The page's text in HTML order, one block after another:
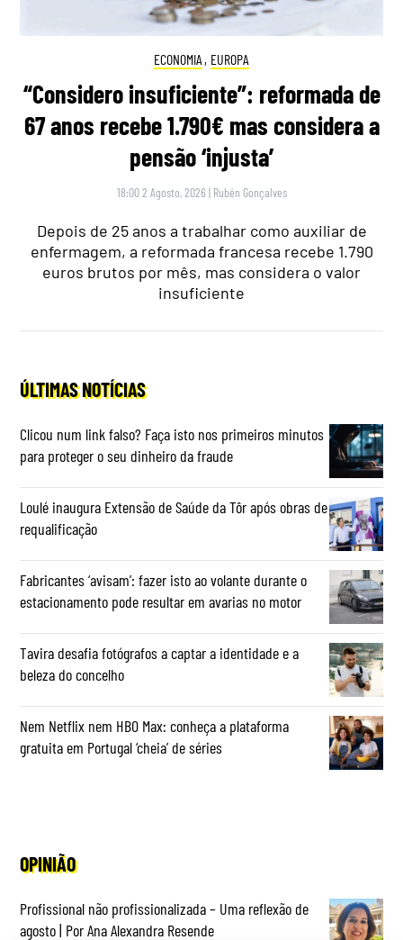
ECONOMIA , EUROPA
“Considero insuficiente”: reformada de
67 anos recebe 1.790€ mas considera a
pensão ‘injusta’
18:00 2 Agosto, 2026 | Rubén Gonçalves
Depois de 25 anos a trabalhar como auxiliar de
enfermagem, a reformada francesa recebe 1.790
euros brutos por mês, mas considera o valor
insuficiente
ÚLTIMAS NOTÍCIAS
Clicou num link falso? Faça isto nos primeiros minutos
para proteger o seu dinheiro da fraude
Loulé inaugura Extensão de Saúde da Tôr após obras de
requalificação
Fabricantes ‘avisam’: fazer isto ao volante durante o
estacionamento pode resultar em avarias no motor
Tavira desafia fotógrafos a captar a identidade e a
beleza do concelho
Nem Netflix nem HBO Max: conheça a plataforma
gratuita em Portugal ‘cheia’ de séries
OPINIÃO
Profissional não profissionalizada – Uma reflexão de
agosto | Por Ana Alexandra Resende